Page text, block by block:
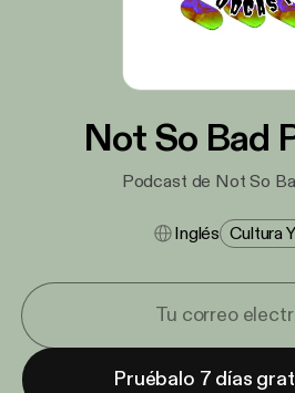
Not So Bad
Podcast de Not So
Inglés Cultura
Pruébalo 7 días